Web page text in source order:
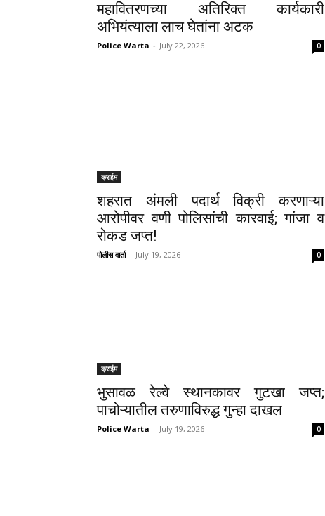
महावितरणच्या अतिरिक्त कार्यकारी
अभियंत्याला लाच घेतांना अटक
Police Warta - July 22, 2026 0
क्राईम
शहरात अंमली पदार्थ विक्री करणाऱ्या
आरोपीवर वणी पोलिसांची कारवाई; गांजा व
रोकड जप्त!
पोलीस वार्ता - July 19, 2026 0
क्राईम
भुसावळ रेल्वे स्थानकावर गुटखा जप्त;
पाचोऱ्यातील तरुणाविरुद्ध गुन्हा दाखल
Police Warta - July 19, 2026 0